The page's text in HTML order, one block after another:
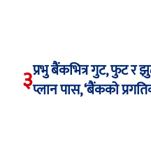
३प्रभु बैंकभित्र गुट, फुट र
प्लान पास, ‘बैंकको